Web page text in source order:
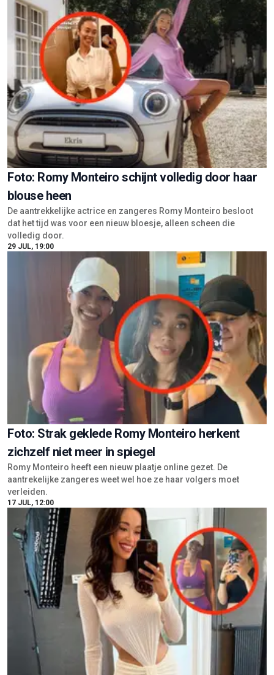
Foto: Romy Monteiro schijnt volledig door haar
blouse heen
De aantrekkelijke actrice en zangeres Romy Monteiro besloot
dat het tijd was voor een nieuw bloesje, alleen scheen die
volledig door.
29 JUL, 19:00
Foto: Strak geklede Romy Monteiro herkent
zichzelf niet meer in spiegel
Romy Monteiro heeft een nieuw plaatje online gezet. De
aantrekelijke zangeres weet wel hoe ze haar volgers moet
verleiden.
17 JUL, 12:00